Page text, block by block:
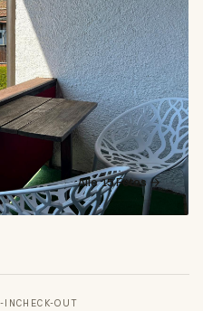
Alle 15 Fotos →
INCHECK-OUT